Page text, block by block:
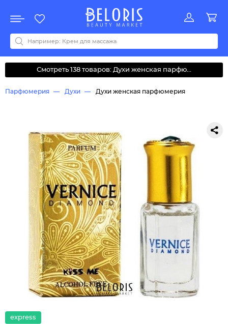
Акции
Все бренды
0-9ABCDEFGHIJKLMNOPQRSTUVWYZАБВДЗИМОКЛНПРСТУФ
Смотреть 138 товаров: Духи женская парфю...
Парфюмерия Духи Духи женская парфюмерия
express